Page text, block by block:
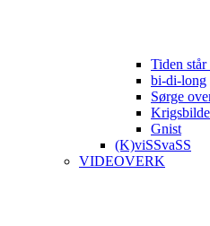
Tiden
bi-di-long
Sørge
Gnist
(K)viSSvaSS
VIDEOVERK